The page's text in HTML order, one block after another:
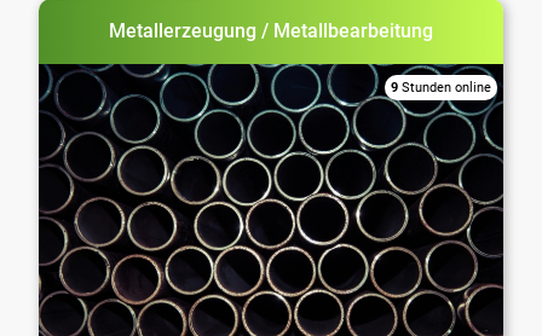
Metallerzeugung / Metallbearbeitung
9 Stunden online